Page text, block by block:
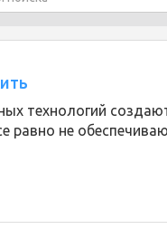
технологий
равно не